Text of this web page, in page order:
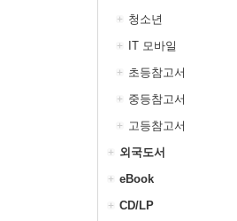
청소년
IT 모바일
초등참고서
중등참고서
고등참고서
외국도서
eBook
CD/LP